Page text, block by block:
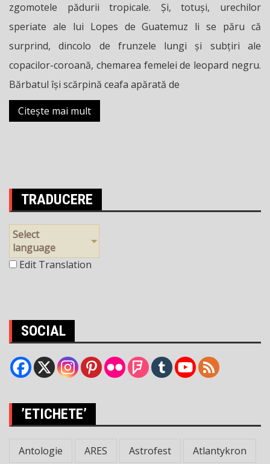
zgomotele pădurii tropicale. Și, totuși, urechilor
speriate ale lui Lopes de Guatemuz li se păru că
surprind, dincolo de frunzele lungi și subțiri ale
copacilor-coroană, chemarea femelei de leopard negru.
Bărbatul își scărpină ceafa apărată de
Citește mai mult
TRADUCERE
Select
language
Edit Translation
SOCIAL
’ETICHETE’
Antologie ARES Astrofest Atlantykron